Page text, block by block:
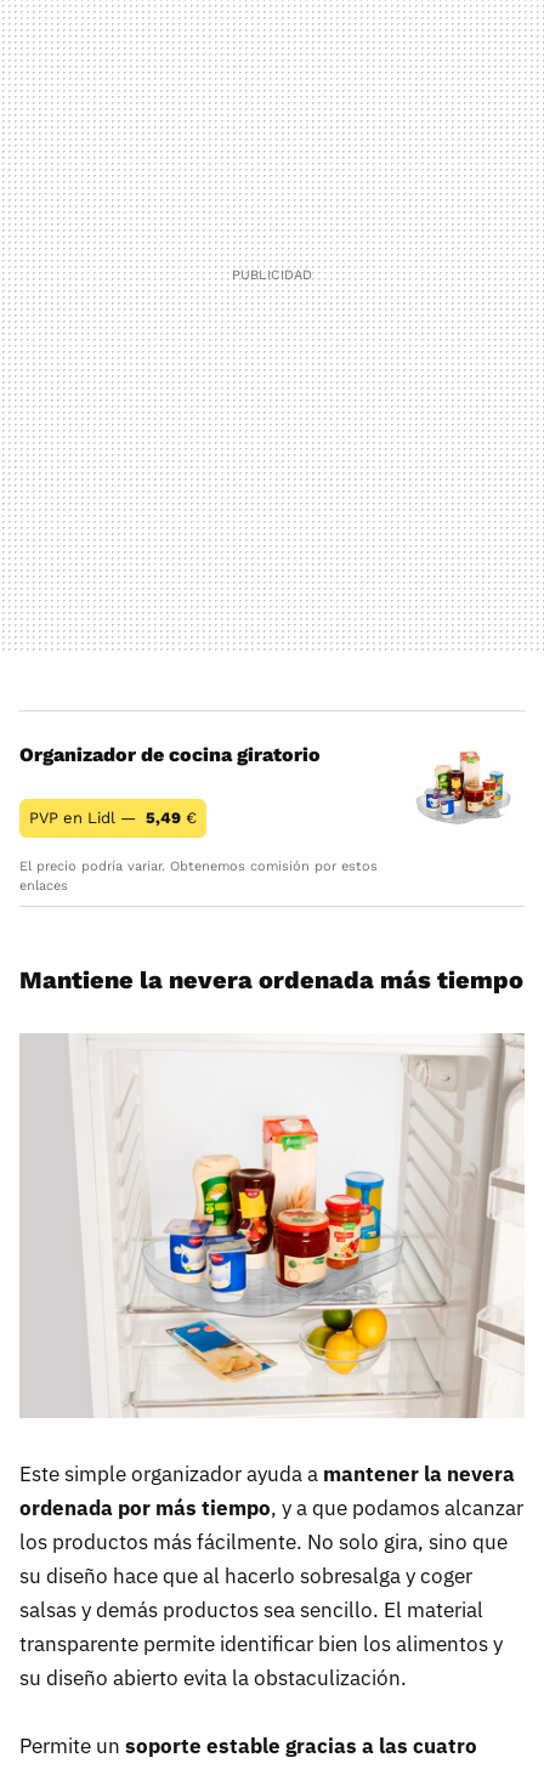
Organizador de cocina giratorio
PVP en Lidl — 5,49 €
El precio podría variar. Obtenemos comisión por estos
enlaces
Mantiene la nevera ordenada más tiempo
Este simple organizador ayuda a mantener la nevera
ordenada por más tiempo, y a que podamos alcanzar
los productos más fácilmente. No solo gira, sino que
su diseño hace que al hacerlo sobresalga y coger
salsas y demás productos sea sencillo. El material
transparente permite identificar bien los alimentos y
su diseño abierto evita la obstaculización.
Permite un soporte estable gracias a las cuatro